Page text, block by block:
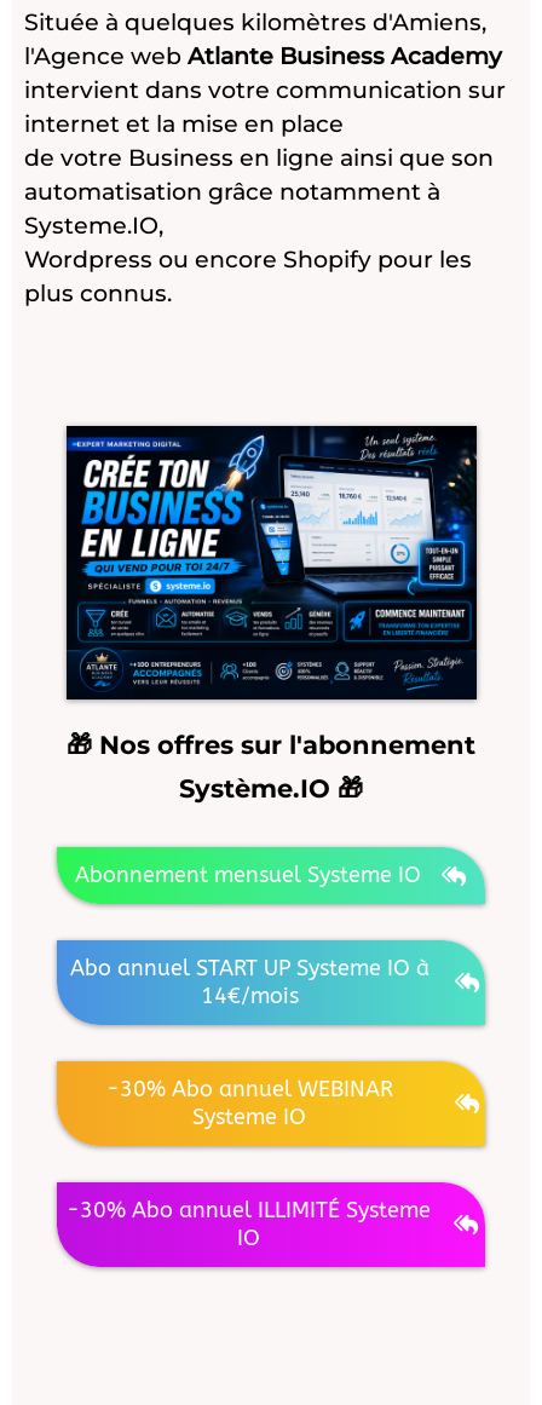
Située à quelques kilomètres d'Amiens,
l'Agence web Atlante Business Academy
intervient dans votre communication sur
internet et la mise en place
de votre Business en ligne ainsi que son
automatisation grâce notamment à
Systeme.IO,
Wordpress ou encore Shopify pour les
plus connus.
🎁 Nos offres sur l'abonnement
Système.IO 🎁
Abonnement mensuel Systeme IO
Abo annuel START UP Systeme IO à
14€/mois
-30% Abo annuel WEBINAR
Systeme IO
-30% Abo annuel ILLIMITÉ Systeme
IO